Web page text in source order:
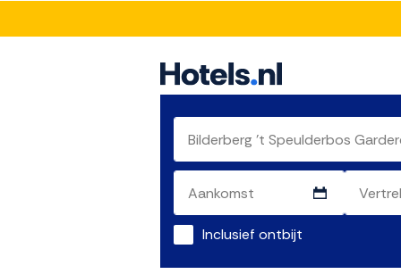
Inclusief ontbijt